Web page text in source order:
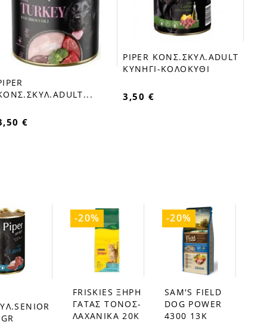
favorite_border
€
favorite_border
PIPER ΚΟΝΣ.ΣΚΥΛ.ADULT
ΚΥΝΗΓΙ-ΚΟΛΟΚΥΘΙ
3,50 €
favorite_border
FRISKIES ΞΗΡΗ
ΓΑΤΑΣ ΤΟΝΟΣ-
ΛΑΧΑΝΙΚΑ 20Κ
-20%
favorite_border
SAM'S FIELD
DOG POWER
4300 13K
-20%